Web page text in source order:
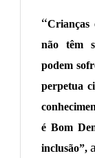
“Crianças
não têm
podem
perpetua
é Bom
inclusão”,